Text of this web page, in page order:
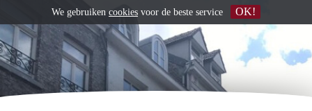
We gebruiken cookies voor de beste service OK!